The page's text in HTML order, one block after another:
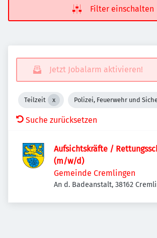
Filter einschalten
Jetzt Jobalarm aktivieren!
Teilzeit Polizei, Feuerwehr und
Suche zurücksetzen
Aufsichtskräfte /
(m/w/d)
Gemeinde Cremlingen
An d. Badeanstalt, 38162